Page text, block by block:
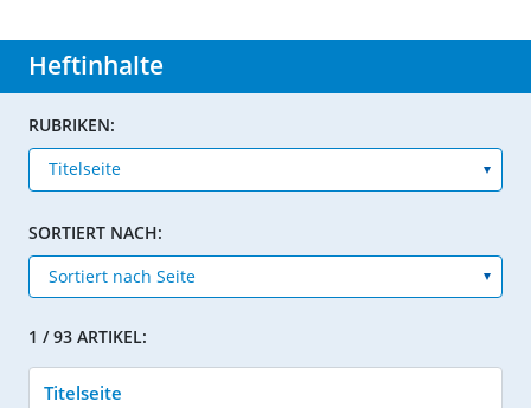
Heftinhalte
RUBRIKEN:
SORTIERT NACH:
1 / 93 ARTIKEL:
Titelseite